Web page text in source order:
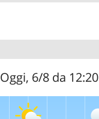
Oggi, 6/8 da 12:20